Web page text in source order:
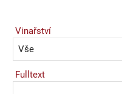
Vinařství
Fulltext